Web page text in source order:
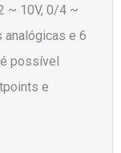
~ 10V, 0/4 ~
analógicas e 6
possível
e